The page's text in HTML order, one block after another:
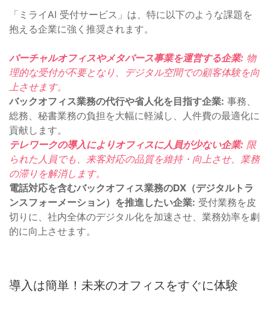
「ミライAI 受付サービス」は、特に以下のような課題を
抱える企業に強く推奨されます。
バーチャルオフィスやメタバース事業を運営する企業: 物
理的な受付が不要となり、デジタル空間での顧客体験を向
上させます。
バックオフィス業務の代行や省人化を目指す企業: 事務、
総務、秘書業務の負担を大幅に軽減し、人件費の最適化に
貢献します。
テレワークの導入によりオフィスに人員が少ない企業: 限
られた人員でも、来客対応の品質を維持・向上させ、業務
の滞りを解消します。
電話対応を含むバックオフィス業務のDX（デジタルトラ
ンスフォーメーション）を推進したい企業: 受付業務を皮
切りに、社内全体のデジタル化を加速させ、業務効率を劇
的に向上させます。
導入は簡単！未来のオフィスをすぐに体験